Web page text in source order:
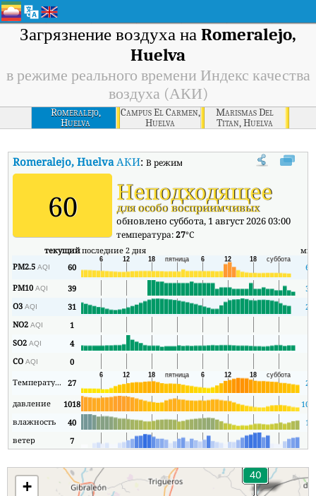
Загрязнение воздуха на Romeralejo,
Huelva
в режиме реального времени Индекс качества
воздуха (АКИ)
Romeralejo,
Huelva
Campus El Carmen,
Huelva
Marismas Del
Titan, Huelva
Romeralejo, HuelvaАКИ:В режиме реального времени Индекс
60 Неподходящее
для особо восприимчивых
обновлено суббота, 1 август 2026 03:00
температура:27°C
текущийпоследние 2 дня
PM2.5AQI 60
60
PM10AQI 39
39
O3AQI 31
22
NO2AQI 1
SO2AQI 4
COAQI 0
Температура
27
21
давление
1018
влажность
40
18
ветер
7
+